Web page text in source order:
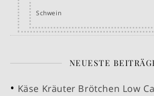
Schwein
NEUESTE
Käse Kräuter Brötchen Low